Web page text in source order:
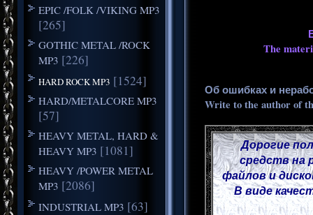
EPIC /FOLK /VIKING MP3
[265]
GOTHIC METAL /ROCK
MP3 [226]
HARD ROCK MP3 [1524]
HARD/METALCORE MP3
[57]
HEAVY METAL, HARD &
HEAVY MP3 [1081]
HEAVY /POWER METAL
MP3 [2086]
INDUSTRIAL MP3 [63]
The
Об ошибках и
Write to the author of
Дорогие
средств на
файлов и
В виде